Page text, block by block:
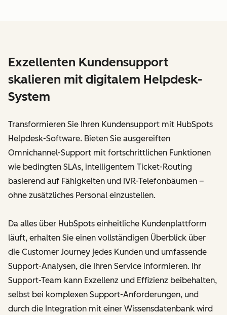
Exzellenten Kundensupport
skalieren mit digitalem Helpdesk-
System
Transformieren Sie Ihren Kundensupport mit HubSpots
Helpdesk-Software. Bieten Sie ausgereiften
Omnichannel-Support mit fortschrittlichen Funktionen
wie bedingten SLAs, intelligentem Ticket-Routing
basierend auf Fähigkeiten und IVR-Telefonbäumen –
ohne zusätzliches Personal einzustellen.
Da alles über HubSpots einheitliche Kundenplattform
läuft, erhalten Sie einen vollständigen Überblick über
die Customer Journey jedes Kunden und umfassende
Support-Analysen, die Ihren Service informieren. Ihr
Support-Team kann Exzellenz und Effizienz beibehalten,
selbst bei komplexen Support-Anforderungen, und
durch die Integration mit einer Wissensdatenbank wird